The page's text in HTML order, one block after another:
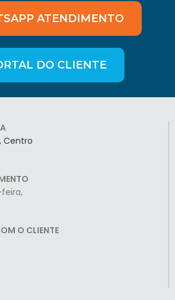
ATENDIMENTO
DO CLIENTE
Centro
O CLIENTE